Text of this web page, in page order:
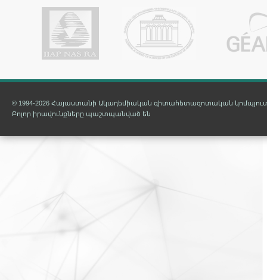
© 1994-2026 Հայաստանի Ակադեմիական գիտահետազոտական
Բոլոր իրավունքները պաշտպանված են